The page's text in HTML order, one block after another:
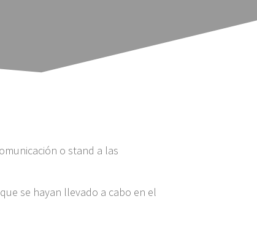
o stand a las
se hayan llevado a cabo en el